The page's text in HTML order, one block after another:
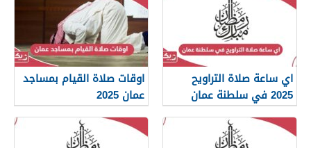
اي ساعة صلاة التراويح
2025 في سلطنة عمان
اوقات صلاة القيام بمساجد
عمان 2025